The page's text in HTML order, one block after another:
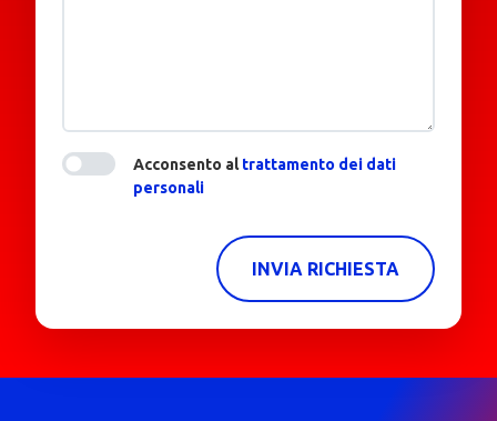
Acconsento altrattamento dei dati
personali
INVIA RICHIESTA